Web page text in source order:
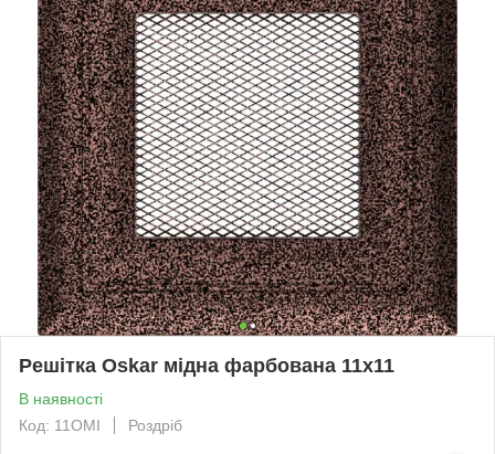
Решітка Oskar мідна фарбована 11x11
В наявності
Код: 11OMI
Роздріб